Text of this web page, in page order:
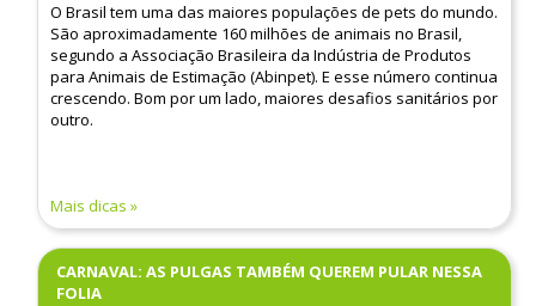
O Brasil tem uma das maiores populações de pets do mundo.
São aproximadamente 160 milhões de animais no Brasil,
segundo a Associação Brasileira da Indústria de Produtos
para Animais de Estimação (Abinpet). E esse número continua
crescendo. Bom por um lado, maiores desafios sanitários por
outro.
Mais dicas
CARNAVAL: AS PULGAS TAMBÉM QUEREM PULAR NESSA
FOLIA